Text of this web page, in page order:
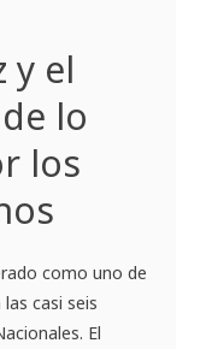
y el
lo
los
como uno de
casi seis
El